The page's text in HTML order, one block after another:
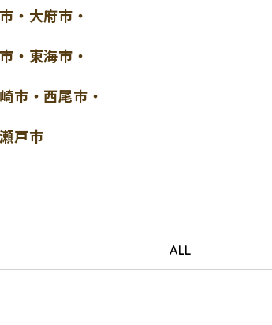
・大府市・
・東海市・
市・西尾市・
戸市
ALL